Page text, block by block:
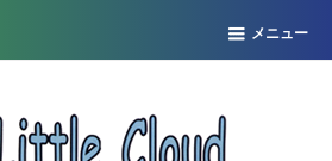
メニュー